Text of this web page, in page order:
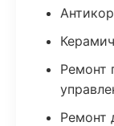
Ремонт
Ремонт